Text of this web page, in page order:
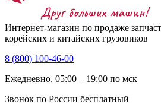
Интернет-магазин по продаже
корейских и китайских грузовиков
8 (800) 100-46-00
Ежедневно, 05:00 – 19:00 по мск
Звонок по России бесплатный